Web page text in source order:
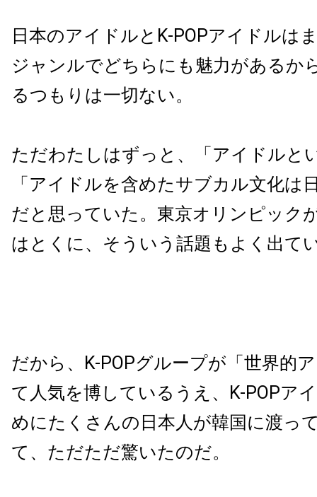
日本のアイドルとK-POPアイドルは
ジャンルでどちらにも魅力があるか
るつもりは一切ない。
ただわたしはずっと、「アイドルと
「アイドルを含めたサブカル文化は
だと思っていた。東京オリンピック
はとくに、そういう話題もよく出て
だから、K-POPグループが「世界的
て人気を博しているうえ、K-POPア
めにたくさんの日本人が韓国に渡っ
て、ただただ驚いたのだ。